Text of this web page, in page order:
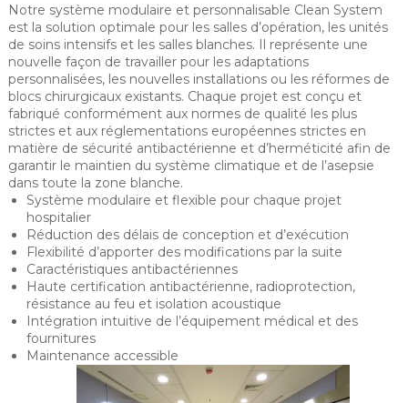
Notre système modulaire et personnalisable Clean System
est la solution optimale pour les salles d’opération, les unités
de soins intensifs et les salles blanches. Il représente une
nouvelle façon de travailler pour les adaptations
personnalisées, les nouvelles installations ou les réformes de
blocs chirurgicaux existants. Chaque projet est conçu et
fabriqué conformément aux normes de qualité les plus
strictes et aux réglementations européennes strictes en
matière de sécurité antibactérienne et d’herméticité afin de
garantir le maintien du système climatique et de l’asepsie
dans toute la zone blanche.
Système modulaire et flexible pour chaque projet
hospitalier
Réduction des délais de conception et d’exécution
Flexibilité d’apporter des modifications par la suite
Caractéristiques antibactériennes
Haute certification antibactérienne, radioprotection,
résistance au feu et isolation acoustique
Intégration intuitive de l’équipement médical et des
fournitures
Maintenance accessible